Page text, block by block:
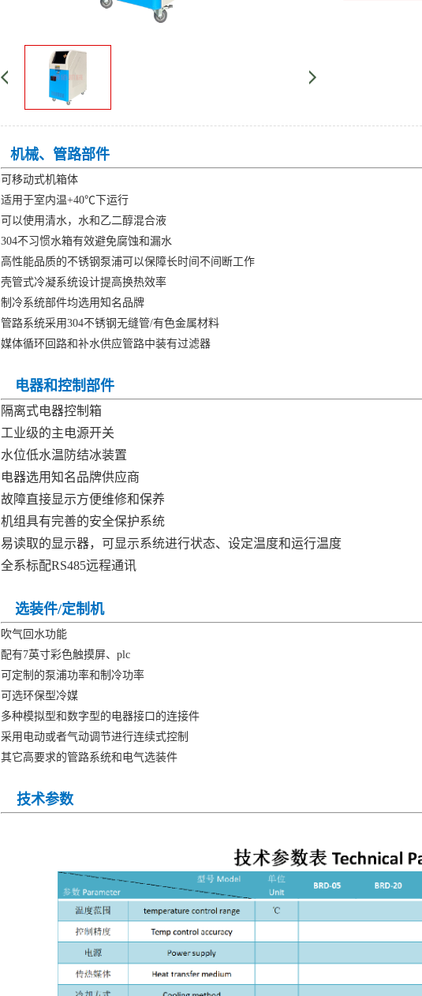
机械、管路部件
可移动式机箱体
适用于室内温+40℃下运行
可以使用清水，水和乙二醇混合液
304不习惯水箱有效避免腐蚀和漏水
高性能品质的不锈钢泵浦可以保障长时间不间断工作
壳管式冷凝系统设计提高换热效率
制冷系统部件均选用知名品牌
管路系统采用304不锈钢无缝管/有色金属材料
媒体循环回路和补水供应管路中装有过滤器
电器和控制部件
隔离式电器控制箱
工业级的主电源开关
水位低水温防结冰装置
电器选用知名品牌供应商
故障直接显示方便维修和保养
机组具有完善的安全保护系统
易读取的显示器，可显示系统进行状态、设定温度和运行温度
全系标配RS485远程通讯
选装件/定制机
吹气回水功能
配有7英寸彩色触摸屏、plc
可定制的泵浦功率和制冷功率
可选环保型冷媒
多种模拟型和数字型的电器接口的连接件
采用电动或者气动调节进行连续式控制
其它高要求的管路系统和电气选装件
技术参数